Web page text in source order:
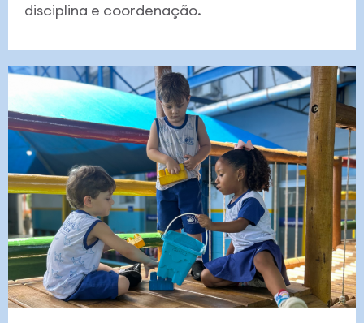
disciplina e coordenação.